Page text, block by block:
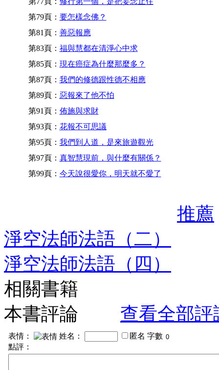
第79頁： 要怎樣念佛？
第81頁： 善惡報應
第83頁： 福與慧都在清淨心中求
第85頁： 現在癌症為什麼那麼多？
第87頁： 我們的修德跟性德不相應
第89頁： 惡報來了他不怕
第91頁： 佈施與求財
第93頁： 花報不可思議
第95頁： 我們到人道，是來旅遊觀光
第97頁： 真智慧現前，與什麼有關係？
第99頁： 今天說很愛你，明天就不愛了
推薦
淨空法師法語（二）
淨空法師法語（四）
相關書籍
本書評論
查看全部評
表情： 姓名： 匿名 字數
點評：